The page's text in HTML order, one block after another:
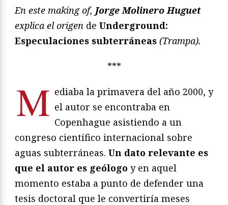
En este making of, Jorge Molinero Huguet
explica el origen de Underground:
Especulaciones subterráneas (Trampa).
***
M ediaba la primavera del año 2000, y
el autor se encontraba en
Copenhague asistiendo a un
congreso científico internacional sobre
aguas subterráneas. Un dato relevante es
que el autor es geólogo y en aquel
momento estaba a punto de defender una
tesis doctoral que le convertiría meses